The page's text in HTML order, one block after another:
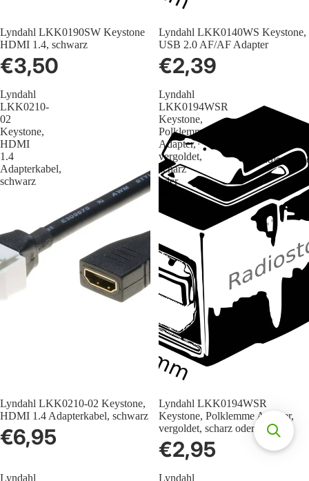
Audio/
Lyndahl LKK0190SW Keystone
HDMI 1.4, schwarz
€3,50
Lyndahl LKK0140WS Keystone,
USB 2.0 AF/AF Adapter
€2,39
Lyndahl
LKK0210-
02
Keystone,
HDMI
1.4
Adapterkabel,
schwarz
Lyndahl LKK0210-02 Keystone,
HDMI 1.4 Adapterkabel, schwarz
€6,95
Lyndahl
LKK0194WSR
Keystone,
Polklemme
Adapter,
vergoldet,
scharz
oder
Lyndahl LKK0194WSR
Keystone, Polklemme Adapter,
vergoldet, scharz oder rot
€2,95
Lyndahl
Lyndahl